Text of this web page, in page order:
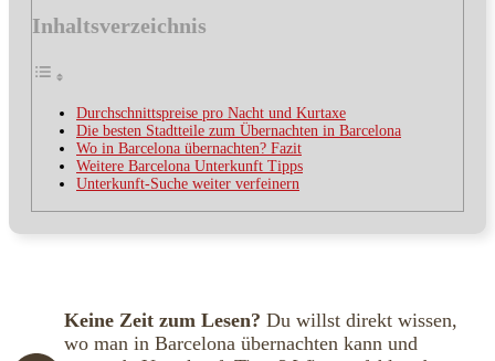
Inhaltsverzeichnis
Durchschnittspreise pro Nacht und Kurtaxe
Die besten Stadtteile zum Übernachten in Barcelona
Wo in Barcelona übernachten? Fazit
Weitere Barcelona Unterkunft Tipps
Unterkunft-Suche weiter verfeinern
Keine Zeit zum Lesen? Du willst direkt wissen,
wo man in Barcelona übernachten kann und